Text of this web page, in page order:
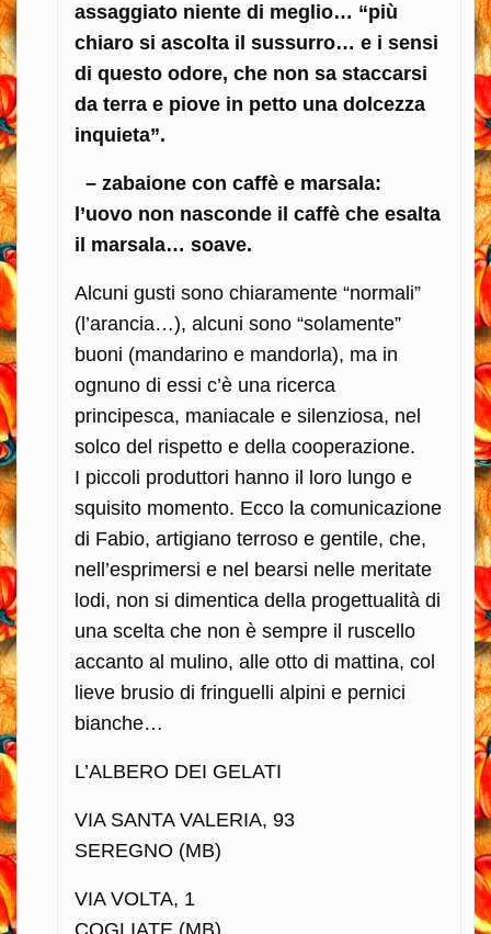
assaggiato niente di meglio… “più
chiaro si ascolta il sussurro… e i sensi
di questo odore, che non sa staccarsi
da terra e piove in petto una dolcezza
inquieta”.
– zabaione con caffè e marsala:
l’uovo non nasconde il caffè che esalta
il marsala… soave.
Alcuni gusti sono chiaramente “normali”
(l’arancia…), alcuni sono “solamente”
buoni (mandarino e mandorla), ma in
ognuno di essi c’è una ricerca
principesca, maniacale e silenziosa, nel
solco del rispetto e della cooperazione.
I piccoli produttori hanno il loro lungo e
squisito momento. Ecco la comunicazione
di Fabio, artigiano terroso e gentile, che,
nell’esprimersi e nel bearsi nelle meritate
lodi, non si dimentica della progettualità di
una scelta che non è sempre il ruscello
accanto al mulino, alle otto di mattina, col
lieve brusio di fringuelli alpini e pernici
bianche…
L’ALBERO DEI GELATI
VIA SANTA VALERIA, 93
SEREGNO (MB)
VIA VOLTA, 1